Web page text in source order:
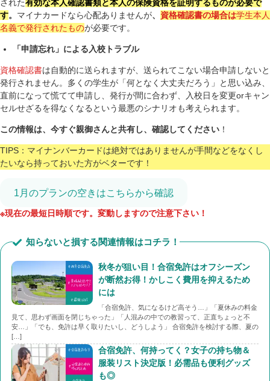
された有効な本人確認書類と本人の保険資格を証明するものが必要で
す。 マイナカードなら心配ありませんが、 資格確認書の場合は学生本人
名義で発行されたものが必要です。
「申請忘れ」による入校トラブル
資格確認書は自動的に送られますが、送られてこない場合申請しないと
発行されません。多くの学生が「何となく大丈夫だろう」と思い込み、
直前になって慌てて申請し、発行が間に合わず、入校日を変更orキャン
セルせざるを得なくなるという最悪のシナリオも考えられます。
この情報は、今すぐ親御さんと共有し、確認してください ！
TIPS：マイナンバーカードは絶対ではありませんが手間などをなくし
たいなら持っておいた方がベターです！
1月のプランの空きはこちらから確認
※現在の最短日時順です。変動しますので注意下さい！
知らないと損する関連情報はコチラ！
秋冬が狙い目！合宿免許はオフシーズン
が断然お得！かしこく費用を抑えるため
には
「合宿免許、気になるけど高そう…」「夏休みの料金
見て、思わず画面を閉じちゃった」「人混みの中での教習って、正直ちょっと不
安…」「でも、免許は早く取りたいし、どうしよう」 合宿免許を検討する際、夏の
[…]
合宿免許、何持ってく？女子の持ち物＆
服装リスト決定版！必需品も便利グッズ
も◎